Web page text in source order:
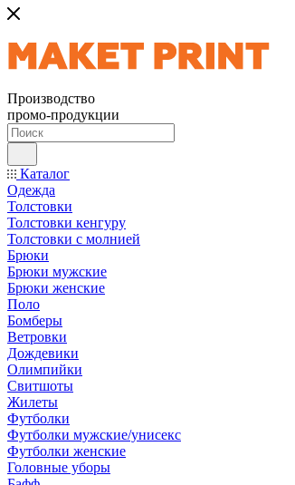
Производство
промо-продукции
Каталог
Одежда
Толстовки
Толстовки кенгуру
Толстовки с молнией
Брюки
Брюки мужские
Брюки женские
Поло
Бомберы
Ветровки
Дождевики
Олимпийки
Свитшоты
Жилеты
Футболки
Футболки мужские/унисекс
Футболки женские
Головные уборы